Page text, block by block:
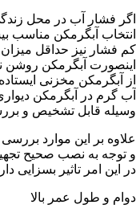
اگر فشار آب در محل
انتخاب آبگرمکن مناسب
کم فشار نیز حداقل
اینصورت آبگرمکن
از آبگرمکن مخزنی
آب گرم در آبگرمکن
وسیله قابل تشخیص و
علاوه بر این موارد
و توجه به نصب صحیح
در این امر تاثیر بسزایی
دوام و طول عمر بالا